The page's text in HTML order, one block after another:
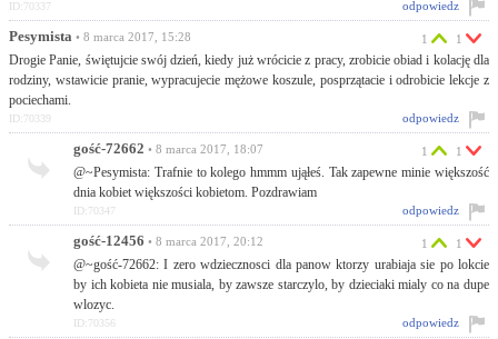
odpowiedz
ID:70337
Pesymista • 8 marca 2017, 15:28
Drogie Panie, świętujcie swój dzień, kiedy już wrócicie z pracy, zrobicie obiad i kolację dla
rodziny, wstawicie pranie, wypracujecie mężowe koszule, posprzątacie i odrobicie lekcje z
pociechami.
1 1
odpowiedz
ID:70339
gość-72662 • 8 marca 2017, 18:07
@~Pesymista: Trafnie to kolego hmmm ująłeś. Tak zapewne minie większość
dnia kobiet większości kobietom. Pozdrawiam
1 1
odpowiedz
ID:70347
gość-12456 • 8 marca 2017, 20:12
@~gość-72662: I zero wdziecznosci dla panow ktorzy urabiaja sie po lokcie
by ich kobieta nie musiala, by zawsze starczylo, by dzieciaki mialy co na dupe
wlozyc.
1 1
odpowiedz
ID:70356